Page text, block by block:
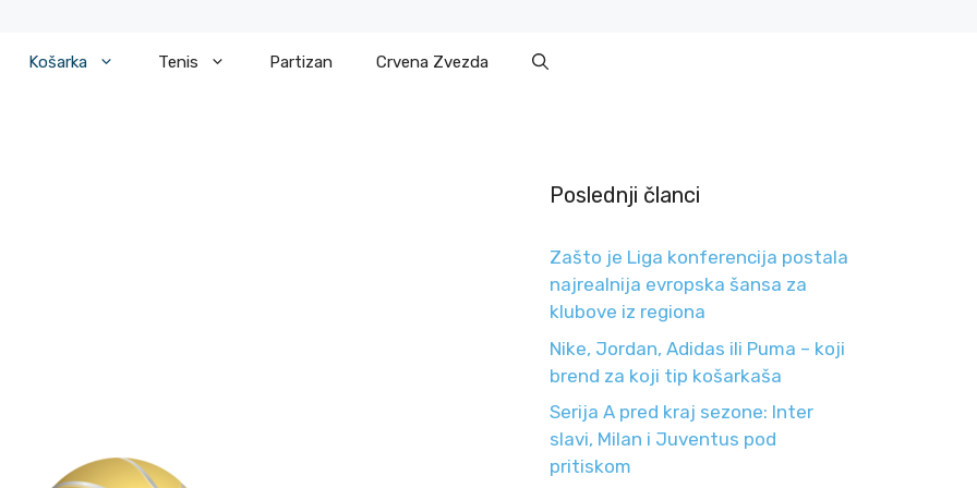
Košarka Tenis Partizan Crvena Zvezda
Poslednji članci
Zašto je Liga konferencija postala
najrealnija evropska šansa za
klubove iz regiona
Nike, Jordan, Adidas ili Puma – koji
brend za koji tip košarkaša
Serija A pred kraj sezone: Inter
slavi, Milan i Juventus pod
pritiskom